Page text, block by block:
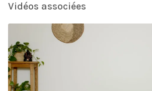
Vidéos associées